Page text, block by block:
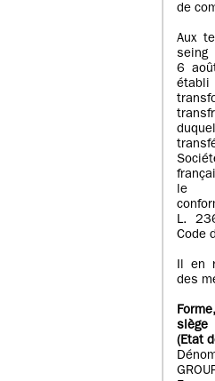
de
Aux
6
le
L.
Code
Il en
des
siège
(Etat